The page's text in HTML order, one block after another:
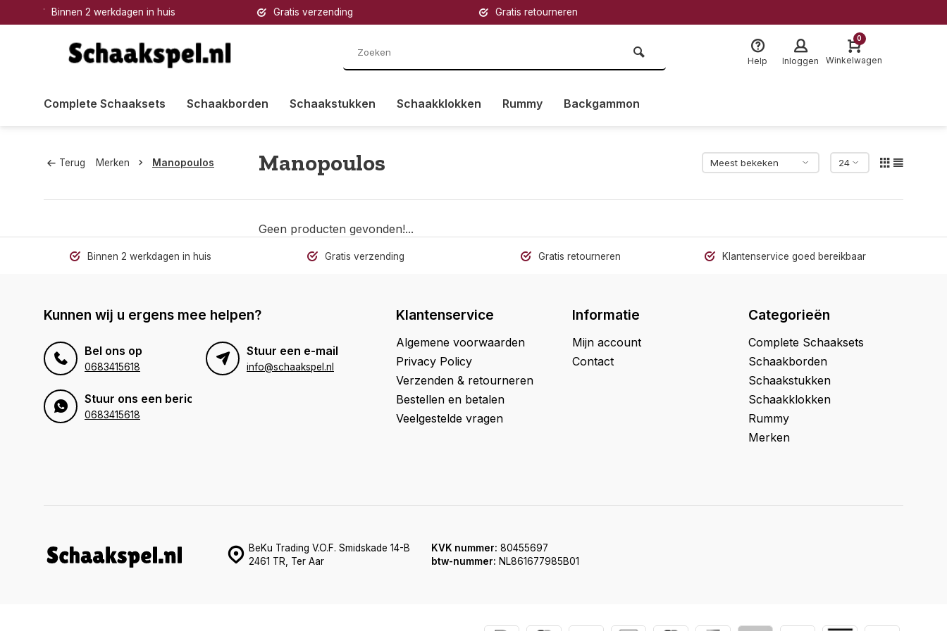
Gratis verzending Gratis retourneren Klantenservice goed bereikbaar
Help Inloggen
0
Winkelwagen
Complete Schaaksets Schaakborden Schaakstukken Schaakklokken Rummy Backgammon
Terug Merken Manopoulos Manopoulos
Geen producten gevonden!...
Binnen 2 werkdagen in huis Gratis verzending Gratis retourneren Klantenservice goed bereikbaar
Kunnen wij u ergens mee helpen?
Bel ons op
0683415618
Stuur een e-mail
info@schaakspel.nl
Stuur ons een bericht
0683415618
Klantenservice
Algemene voorwaarden
Privacy Policy
Verzenden & retourneren
Bestellen en betalen
Veelgestelde vragen
Informatie
Mijn account
Contact
Categorieën
Complete Schaaksets
Schaakborden
Schaakstukken
Schaakklokken
Rummy
Merken
BeKu Trading V.O.F. Smidskade 14-B
2461 TR, Ter Aar
KVK nummer: 80455697
btw-nummer: NL861677985B01